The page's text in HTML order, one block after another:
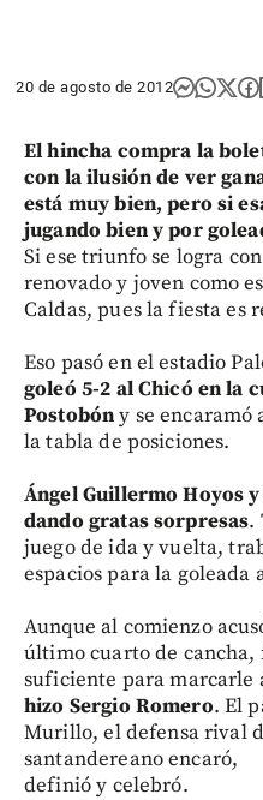
20 de agosto de 2012
El hincha compra la
con la ilusión de ver
está muy bien, pero si
jugando bien y por
Si ese triunfo se logra
renovado y joven como
Caldas, pues la fiesta es
Eso pasó en el estadio
goleó 5-2 al Chicó en la
Postobóny se encaramó
la tabla de posiciones.
Ángel Guillermo Hoyos
dando gratas sorpresas.
juego de ida y vuelta,
espacios para la goleada
Aunque al comienzo
último cuarto de
suficiente para marcarle
hizo Sergio Romero. El
Murillo, el defensa rival
santandereano encaró,
definió y celebró.